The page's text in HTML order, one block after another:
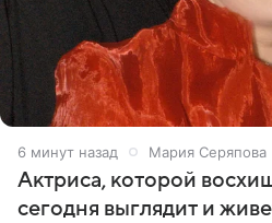
6 минут назад Мария Серяпова
Актриса, которой
сегодня выглядит и